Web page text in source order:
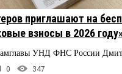
приглашают на
взносы в 2026
УНД ФНС России
0 347